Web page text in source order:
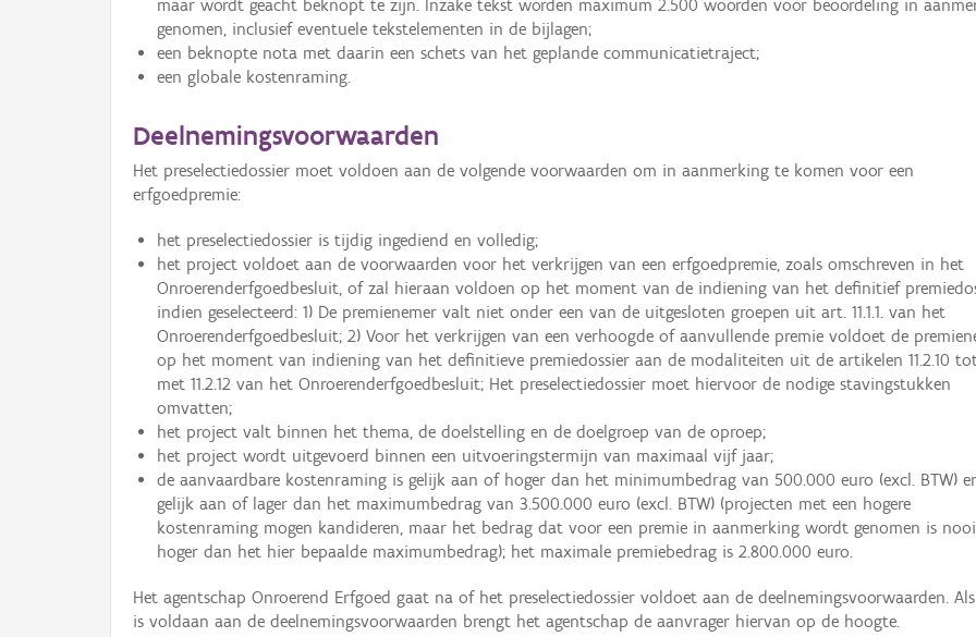
maar wordt geacht beknopt te zijn. Inzake tekst worden maximum 2.500 woorden voor beoordeling in
genomen, inclusief eventuele tekstelementen in de bijlagen;
een beknopte nota met daarin een schets van het geplande communicatietraject;
een globale kostenraming.
Deelnemingsvoorwaarden
Het preselectiedossier moet voldoen aan de volgende voorwaarden om in aanmerking te komen voor een
erfgoedpremie:
het preselectiedossier is tijdig ingediend en volledig;
het project voldoet aan de voorwaarden voor het verkrijgen van een erfgoedpremie, zoals omschreven in het
Onroerenderfgoedbesluit, of zal hieraan voldoen op het moment van de indiening van het definitief
indien geselecteerd: 1) De premienemer valt niet onder een van de uitgesloten groepen uit art. 11.1.1. van het
Onroerenderfgoedbesluit; 2) Voor het verkrijgen van een verhoogde of aanvullende premie voldoet de
op het moment van indiening van het definitieve premiedossier aan de modaliteiten uit de artikelen 11.2.10
met 11.2.12 van het Onroerenderfgoedbesluit; Het preselectiedossier moet hiervoor de nodige stavingstukken
omvatten;
het project valt binnen het thema, de doelstelling en de doelgroep van de oproep;
het project wordt uitgevoerd binnen een uitvoeringstermijn van maximaal vijf jaar;
de aanvaardbare kostenraming is gelijk aan of hoger dan het minimumbedrag van 500.000 euro (excl. BTW)
gelijk aan of lager dan het maximumbedrag van 3.500.000 euro (excl. BTW) (projecten met een hogere
kostenraming mogen kandideren, maar het bedrag dat voor een premie in aanmerking wordt genomen is
hoger dan het hier bepaalde maximumbedrag); het maximale premiebedrag is 2.800.000 euro.
Het agentschap Onroerend Erfgoed gaat na of het preselectiedossier voldoet aan de deelnemingsvoorwaarden.
is voldaan aan de deelnemingsvoorwaarden brengt het agentschap de aanvrager hiervan op de hoogte.